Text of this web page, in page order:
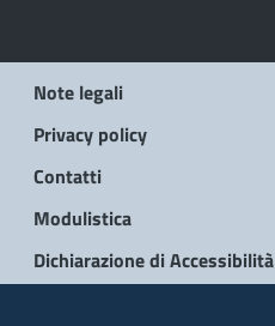
Note legali
Privacy policy
Contatti
Modulistica
Dichiarazione di Accessibilità